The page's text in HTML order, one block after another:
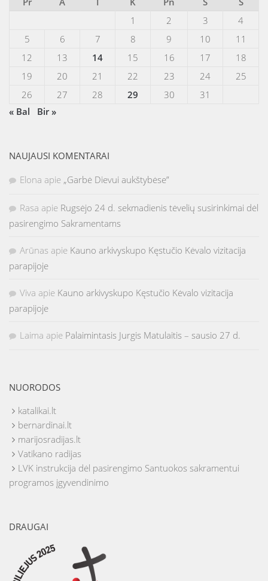
1
2 3
4
5
6 7 8 9 10
11
12
13 14 15 16 17
18
19
20 21 22 23 24
25
26
27 28 29 30
31
« Bal
Bir »
NAUJAUSI KOMENTARAI
Elona apie „Garbė Dievui aukštybėse”
Rasa apie Rugsėjo 24 d. sekmadienis tėvelių susirinkimai dėl
pasirengimo Sakramentams
Arūnas apie Kauno arkivyskupo Kęstučio Kėvalo vizitacija
parapijoje
Viva apie Kauno arkivyskupo Kęstučio Kėvalo vizitacija
parapijoje
Laima apie Palaimintasis Jurgis Matulaitis – sausio 27 d.
NUORODOS
katalikai.lt
bernardinai.lt
marijosradijas.lt
Vatikano radijas
LVK instrukcija dėl pasirengimo Santuokos sakramentui
programos įgyvendinimo
DRAUGAI